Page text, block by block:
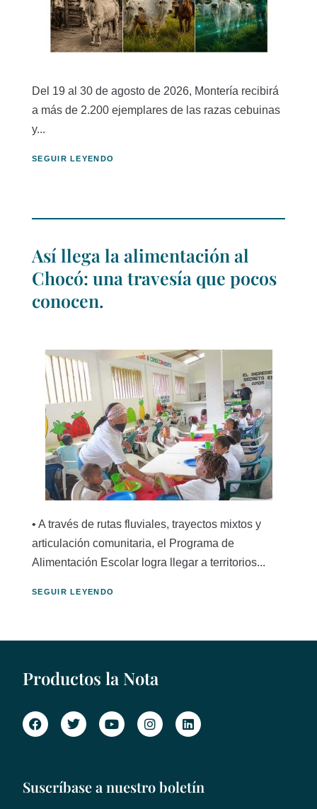
Del 19 al 30 de agosto de 2026, Montería recibirá
a más de 2.200 ejemplares de las razas cebuinas
y...
SEGUIR LEYENDO
Así llega la alimentación al
Chocó: una travesía que pocos
conocen.
• A través de rutas fluviales, trayectos mixtos y
articulación comunitaria, el Programa de
Alimentación Escolar logra llegar a territorios...
SEGUIR LEYENDO
Productos la Nota
Suscríbase a nuestro boletín